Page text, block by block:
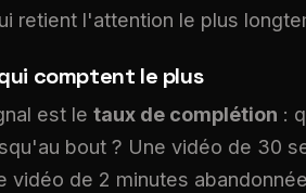
retient l'attention le plus
comptent le plus
est le taux de complétion :
bout ? Une vidéo de 30
vidéo de 2 minutes